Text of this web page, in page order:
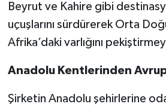
Beyrut ve Kahire gibi
uçuşlarını sürdürerek Orta
Afrika’daki varlığını
Anadolu Kentlerinden
Şirketin Anadolu şehirlerine